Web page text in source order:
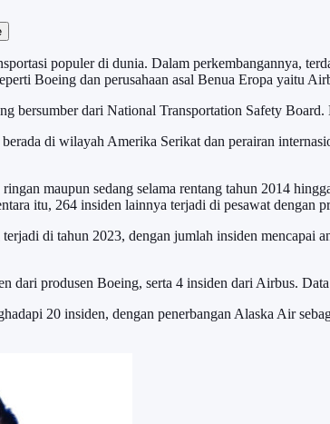
populer di dunia. Dalam perkembangannya,
Boeing dan perusahaan asal Benua Eropa yaitu
bersumber dari National Transportation Safety
di wilayah Amerika Serikat dan perairan
maupun sedang selama rentang tahun 2014
itu, 264 insiden lainnya terjadi di pesawat dengan
di tahun 2023, dengan jumlah insiden
dari produsen Boeing, serta 4 insiden dari Airbus.
20 insiden, dengan penerbangan Alaska Air